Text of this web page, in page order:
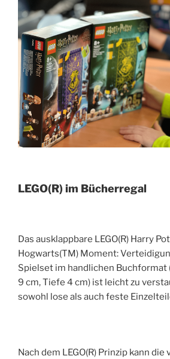
LEGO(R) im Bücherregal
Das ausklappbare LEGO(R) Harry
Hogwarts(TM) Moment:
Spielset im handlichen Buchformat
9 cm, Tiefe 4 cm) ist leicht zu
sowohl lose als auch feste
Nach dem LEGO(R) Prinzip kann